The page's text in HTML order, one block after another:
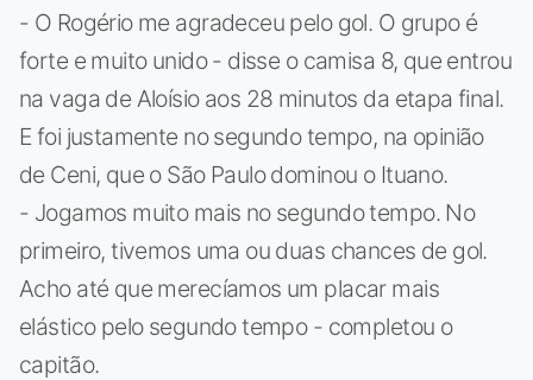
- O Rogério me agradeceu pelo gol. O grupo é
forte e muito unido - disse o camisa 8, que entrou
na vaga de Aloísio aos 28 minutos da etapa final.
E foi justamente no segundo tempo, na opinião
de Ceni, que o São Paulo dominou o Ituano.
- Jogamos muito mais no segundo tempo. No
primeiro, tivemos uma ou duas chances de gol.
Acho até que merecíamos um placar mais
elástico pelo segundo tempo - completou o
capitão.